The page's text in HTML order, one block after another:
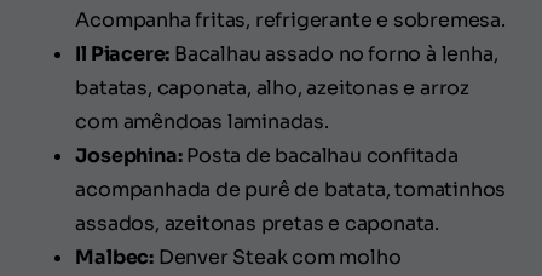
Acompanha fritas, refrigerante e sobremesa.
Il Piacere: Bacalhau assado no forno à lenha,
batatas, caponata, alho, azeitonas e arroz
com amêndoas laminadas.
Josephina:Posta de bacalhau confitada
acompanhada de purê de batata, tomatinhos
assados, azeitonas pretas e caponata.
Malbec: Denver Steak com molho